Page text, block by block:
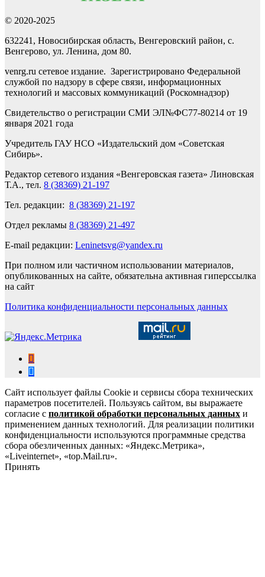
© 2020-2025
632241, Новосибирская область, Венгеровский район, с.
Венгерово, ул. Ленина, дом 80.
venrg.ru сетевое издание. Зарегистрировано Федеральной
службой по надзору в сфере связи, информационных
технологий и массовых коммуникаций (Роскомнадзор)
Свидетельство о регистрации СМИ ЭЛ№ФС77-80214 от 19
января 2021 года
Учредитель ГАУ НСО «Издательский дом «Советская
Сибирь».
Редактор сетевого издания «Венгеровская газета» Линовская
Т.А., тел. 8 (38369) 21-197
Тел. редакции: 8 (38369) 21-197
Отдел рекламы 8 (38369) 21-497
E-mail редакции: Leninetsvg@yandex.ru
При полном или частичном использовании материалов,
опубликованных на сайте, обязательна активная гиперссылка
на сайт
Политика конфиденциальности персональных данных
Сайт использует файлы Cookie и сервисы сбора технических
параметров посетителей. Пользуясь сайтом, вы выражаете
согласие с политикой обработки персональных данных и
применением данных технологий. Для реализации политики
конфиденциальности используются программные средства
сбора обезличенных данных: «Яндекс.Метрика»,
«Liveinternet», «top.Mail.ru».
Принять